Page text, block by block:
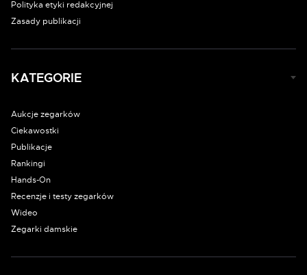
Polityka etyki redakcyjnej
Zasady publikacji
KATEGORIE
Aukcje zegarków
Ciekawostki
Publikacje
Rankingi
Hands-On
Recenzje i testy zegarków
Wideo
Zegarki damskie